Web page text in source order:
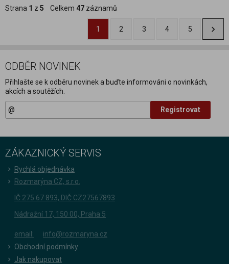
Strana 1 z 5 Celkem 47 záznamů
1 2 3 4 5
ODBĚR NOVINEK
Přihlašte se k odběru novinek a buďte informováni o novinkách,
akcích a soutěžích.
Registrovat
ZÁKAZNICKÝ SERVIS
Rychlá objednávka
Rozmarýna CZ, s.r.o.
IČ 275 67 893, DIČ CZ27567893
Nádražní 17, 150 00, Praha 5
email:
info@rozmaryna.cz
Obchodní podmínky
Jak nakupovat